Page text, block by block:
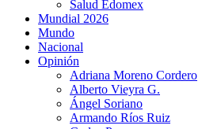
Salud Edomex
Mundial 2026
Mundo
Nacional
Opinión
Adriana Moreno Cordero
Alberto Vieyra G.
Ángel Soriano
Armando Ríos Ruiz